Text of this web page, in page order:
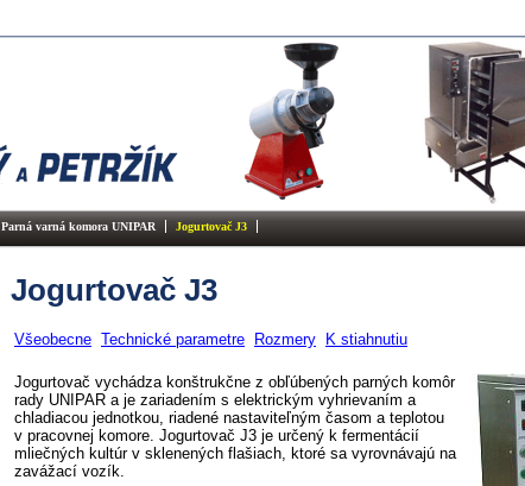
Parná varná komora UNIPAR Jogurtovač J3
Jogurtovač J3
Všeobecne Technické parametre Rozmery K stiahnutiu
Jogurtovač vychádza konštrukčne z obľúbených parných komôr
rady UNIPAR a je zariadením s elektrickým vyhrievaním a
chladiacou jednotkou, riadené nastaviteľným časom a teplotou
v pracovnej komore. Jogurtovač J3 je určený k fermentácií
mliečných kultúr v sklenených flašiach, ktoré sa vyrovnávajú na
zavážací vozík.